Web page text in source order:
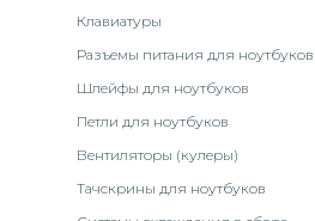
Клавиатуры
Разъемы питания для ноутбуков
Шлейфы для ноутбуков
Петли для ноутбуков
Вентиляторы (кулеры)
Тачскрины для ноутбуков